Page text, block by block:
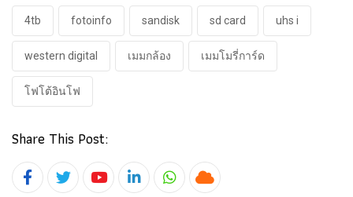
4tb fotoinfo​ sandisk sd card uhs i
western digital เมมกล้อง เมมโมรี่การ์ด
โฟโต้​อิน​โฟ
Share This Post:
YoutubeLinkedInWhatsapp
Cloud